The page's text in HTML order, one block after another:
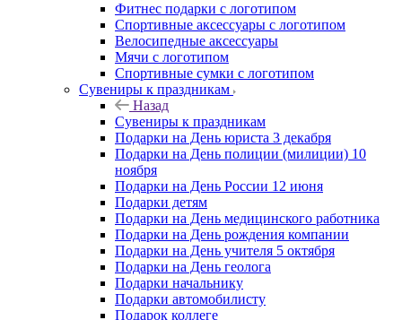
Фитнес подарки с логотипом
Спортивные аксессуары с логотипом
Велосипедные аксессуары
Мячи с логотипом
Спортивные сумки с логотипом
Сувениры к праздникам
Назад
Сувениры к праздникам
Подарки на День юриста 3 декабря
Подарки на День полиции (милиции) 10
ноября
Подарки на День России 12 июня
Подарки детям
Подарки на День медицинского работника
Подарки на День рождения компании
Подарки на День учителя 5 октября
Подарки на День геолога
Подарки начальнику
Подарки автомобилисту
Подарок коллеге